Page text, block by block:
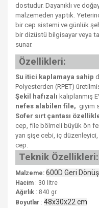
dostudur. Dayanıklı ve
malzemeden yaptık.
bir cep sistemi ve günlük
bir dizüstü bilgisayar veya
sunar.
Özellikleri:
Su itici kaplamaya sahip
Polyesterden (RPET)
Şekil hafızalı kalıplanmış
nefes alabilen file, giyim
Sofer sırt çantası
cep, file bölmeli büyük ön
yan şişe cebi, iç düzenleyici,
cep.
Teknik Özellikleri:
Malzeme: 600D Geri
Hacim : 30 litre
Ağırlık : 840 gr.
Boyutlar : 48x30x22 cm